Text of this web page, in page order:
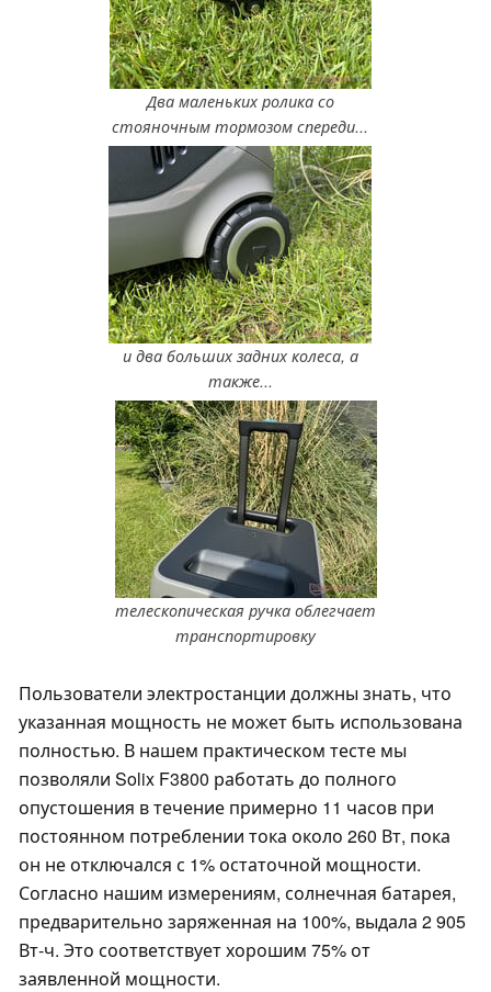
Два маленьких ролика со
стояночным тормозом спереди...
и два больших задних колеса, а
также...
телескопическая ручка облегчает
транспортировку
Пользователи электростанции должны знать, что
указанная мощность не может быть использована
полностью. В нашем практическом тесте мы
позволяли Solix F3800 работать до полного
опустошения в течение примерно 11 часов при
постоянном потреблении тока около 260 Вт, пока
он не отключался с 1% остаточной мощности.
Согласно нашим измерениям, солнечная батарея,
предварительно заряженная на 100%, выдала 2 905
Вт-ч. Это соответствует хорошим 75% от
заявленной мощности.